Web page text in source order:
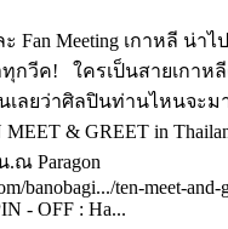
Fan Meeting เกาหลี น่าไ
กวีค! ใครเป็นสายเกาห
เลยว่าศิลปินท่านไหนจะ
& GREET in
.ณ Paragon
banobagi.../ten-meet-
- OFF : Ha...